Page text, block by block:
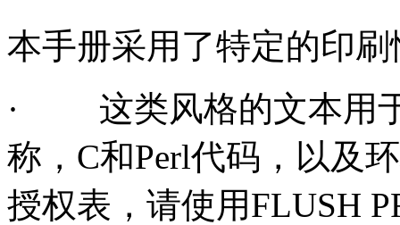
本手册采用了特定的印刷
·
这类风格的文本用
称，C和Perl代码，以及
授权表，请使用FLUSH